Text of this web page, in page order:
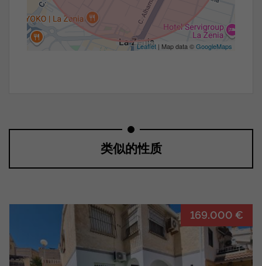
Leaflet | Map data ©GoogleMaps
类似的性质
169.000 €